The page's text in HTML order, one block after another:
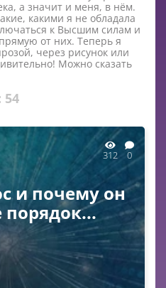
а значит и меня, в нём.
какими я не обладала
к Высшим силам и
от них. Теперь я
через рисунок или
Можно сказать
54
312 0
и почему он
порядок...